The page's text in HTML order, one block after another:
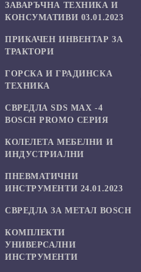
ЗАВАРЪЧНА ТЕХНИКА И
КОНСУМАТИВИ 03.01.2023
ПРИКАЧЕН ИНВЕНТАР ЗА
ТРАКТОРИ
ГОРСКА И ГРАДИНСКА
ТЕХНИКА
СВРЕДЛА SDS MAX -4
BOSCH PROMO СЕРИЯ
КОЛЕЛЕТА МЕБЕЛНИ И
ИНДУСТРИАЛНИ
ПНЕВМАТИЧНИ
ИНСТРУМЕНТИ 24.01.2023
СВРЕДЛА ЗА МЕТАЛ BOSCH
КОМПЛЕКТИ
УНИВЕРСАЛНИ
ИНСТРУМЕНТИ